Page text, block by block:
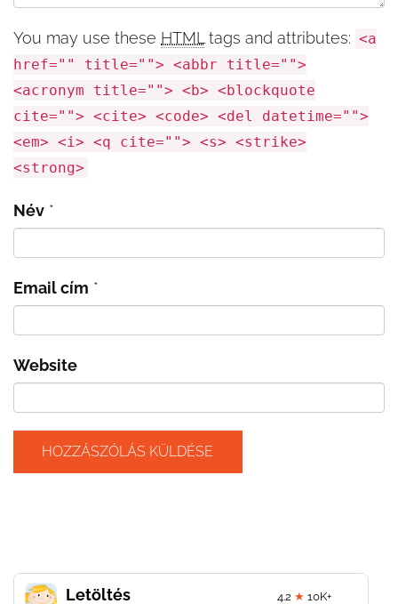
You may use these HTML tags and attributes: <a
href="" title=""> <abbr title="">
<acronym title=""> <b> <blockquote
cite=""> <cite> <code> <del datetime="">
<em> <i> <q cite=""> <s> <strike>
<strong>
Név *
Email cím *
Website
Letöltés 4.2 ★ 10K+